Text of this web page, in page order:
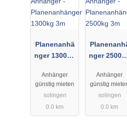
Planenanhä
nger 1300kg
Anhänger
günstig mieten
solingen
0.0 km
nger
Anhänger
günstig
solingen
0.0 km